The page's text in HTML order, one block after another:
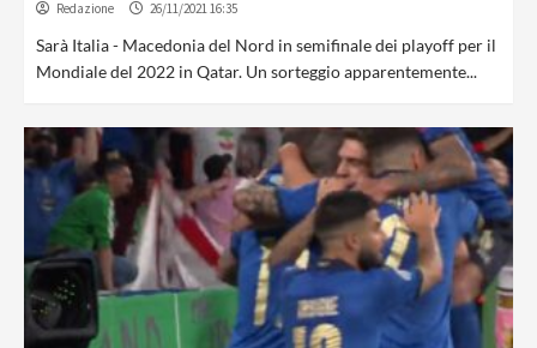
Redazione 26/11/2021 16:35
Sarà Italia - Macedonia del Nord in semifinale dei playoff per il
Mondiale del 2022 in Qatar. Un sorteggio apparentemente...